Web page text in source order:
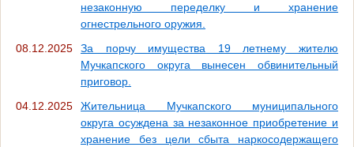
незаконную переделку и хранение
огнестрельного оружия.
08.12.2025
За порчу имущества 19 летнему жителю
Мучкапского округа вынесен обвинительный
приговор.
04.12.2025
Жительница Мучкапского муниципального
округа осуждена за незаконное приобретение и
хранение без цели сбыта наркосодержащего